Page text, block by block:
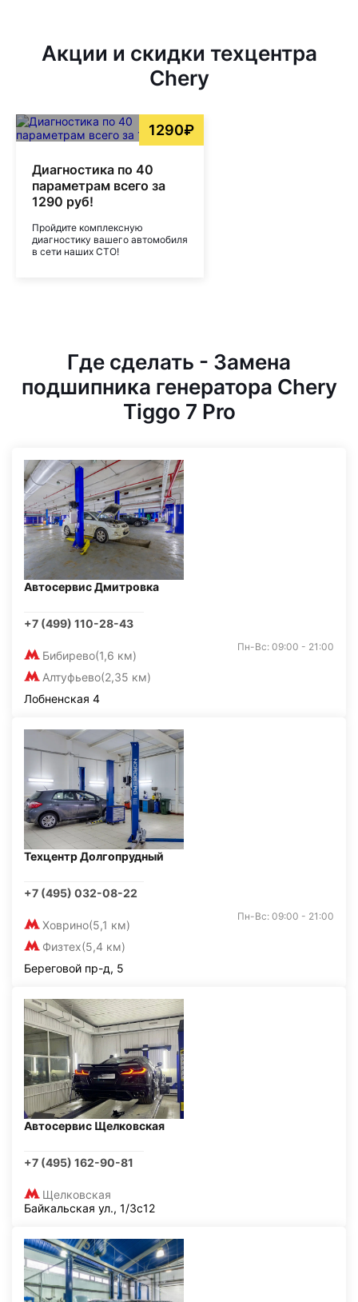
Акции и скидки техцентра
Chery
1290₽
Диагностика по 40
параметрам всего за
1290 руб!
Пройдите комплексную
диагностику вашего автомобиля
в сети наших СТО!
Где сделать - Замена
подшипника генератора Chery
Tiggo 7 Pro
Автосервис Дмитровка
+7 (499) 110-28-43
Бибирево(1,6 км)
Алтуфьево(2,35 км)
Пн-Вс: 09:00 - 21:00
Лобненская 4
Техцентр Долгопрудный
+7 (495) 032-08-22
Ховрино(5,1 км)
Физтех(5,4 км)
Пн-Вс: 09:00 - 21:00
Береговой пр-д, 5
Автосервис Щелковская
+7 (495) 162-90-81
Щелковская
Байкальская ул., 1/3с12